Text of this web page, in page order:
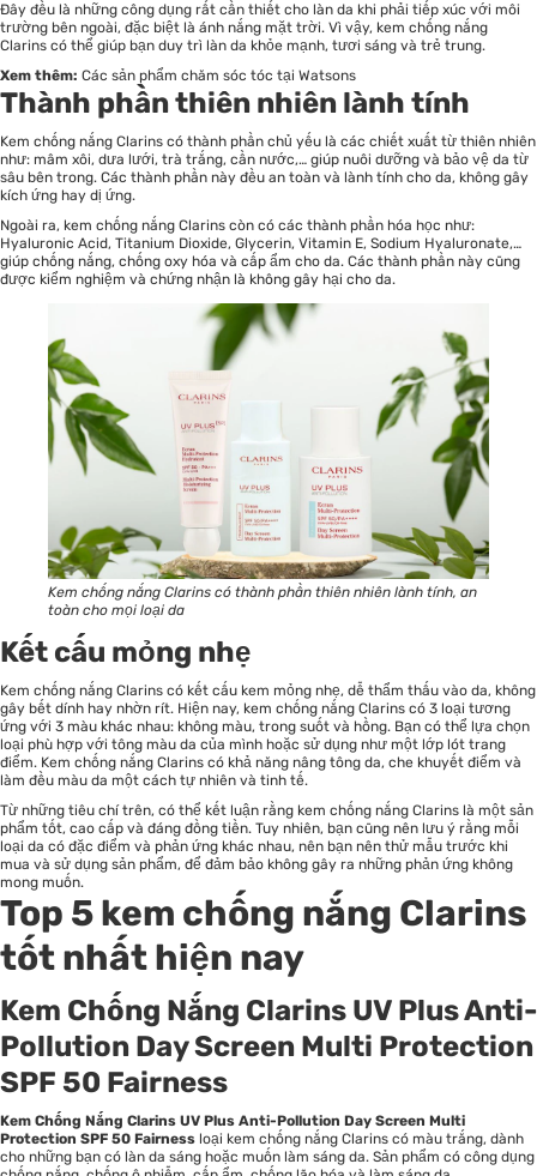
Đây đều là những công dụng rất cần thiết cho làn da khi phải tiếp xúc với môi
trường bên ngoài, đặc biệt là ánh nắng mặt trời. Vì vậy, kem chống nắng
Clarins có thể giúp bạn duy trì làn da khỏe mạnh, tươi sáng và trẻ trung.
Xem thêm: Các sản phẩm chăm sóc tóc tại Watsons
Thành phần thiên nhiên lành tính
Kem chống nắng Clarins có thành phần chủ yếu là các chiết xuất từ thiên nhiên
như: mâm xôi, dưa lưới, trà trắng, cần nước,… giúp nuôi dưỡng và bảo vệ da từ
sâu bên trong. Các thành phần này đều an toàn và lành tính cho da, không gây
kích ứng hay dị ứng.
Ngoài ra, kem chống nắng Clarins còn có các thành phần hóa học như:
Hyaluronic Acid, Titanium Dioxide, Glycerin, Vitamin E, Sodium Hyaluronate,…
giúp chống nắng, chống oxy hóa và cấp ẩm cho da. Các thành phần này cũng
được kiểm nghiệm và chứng nhận là không gây hại cho da.
Kem chống nắng Clarins có thành phần thiên nhiên lành tính, an
toàn cho mọi loại da
Kết cấu mỏng nhẹ
Kem chống nắng Clarins có kết cấu kem mỏng nhẹ, dễ thẩm thấu vào da, không
gây bết dính hay nhờn rít. Hiện nay, kem chống nắng Clarins có 3 loại tương
ứng với 3 màu khác nhau: không màu, trong suốt và hồng. Bạn có thể lựa chọn
loại phù hợp với tông màu da của mình hoặc sử dụng như một lớp lót trang
điểm. Kem chống nắng Clarins có khả năng nâng tông da, che khuyết điểm và
làm đều màu da một cách tự nhiên và tinh tế.
Từ những tiêu chí trên, có thể kết luận rằng kem chống nắng Clarins là một sản
phẩm tốt, cao cấp và đáng đồng tiền. Tuy nhiên, bạn cũng nên lưu ý rằng mỗi
loại da có đặc điểm và phản ứng khác nhau, nên bạn nên thử mẫu trước khi
mua và sử dụng sản phẩm, để đảm bảo không gây ra những phản ứng không
mong muốn.
Top 5 kem chống nắng Clarins
tốt nhất hiện nay
Kem Chống Nắng Clarins UV Plus Anti-
Pollution Day Screen Multi Protection
SPF 50 Fairness
Kem Chống Nắng Clarins UV Plus Anti-Pollution Day Screen Multi
Protection SPF 50 Fairness loại kem chống nắng Clarins có màu trắng, dành
cho những bạn có làn da sáng hoặc muốn làm sáng da. Sản phẩm có công dụng